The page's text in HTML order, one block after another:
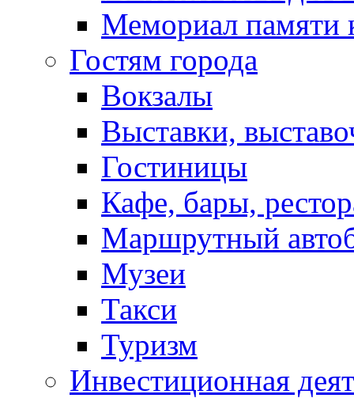
Мемориал памяти
Гостям города
Вокзалы
Выставки,
Гостиницы
Кафе, бары,
Маршрутный
Музеи
Такси
Туризм
Инвестиционная